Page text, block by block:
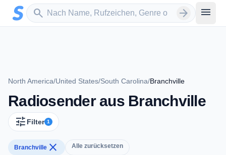
Zum Hauptinhalt springen
search
Sender suchen arrow_forward menu
North America/United States/South Carolina/Branchville
Radiosender aus Branchville
tune Filter 1
Branchville close Alle zurücksetzen